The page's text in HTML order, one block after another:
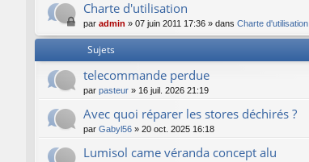
Charte d'utilisation
par admin » 07 juin 2011 17:36 » dans Charte d'utilisation
Sujets
telecommande perdue
par pasteur » 16 juil. 2026 21:19
Avec quoi réparer les stores déchirés ?
par Gabyl56 » 20 oct. 2025 16:18
Lumisol came véranda concept alu